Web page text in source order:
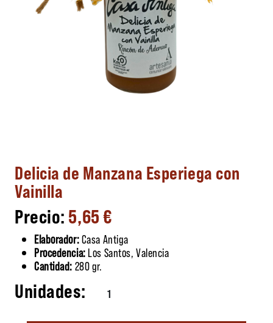
Delicia de Manzana Esperiega con
Vainilla
5,65€
Elaborador:Casa Antiga
Procedencia: Los Santos, Valencia
Cantidad: 280 gr.
Delicia de Manzana Esperiega con Vainilla